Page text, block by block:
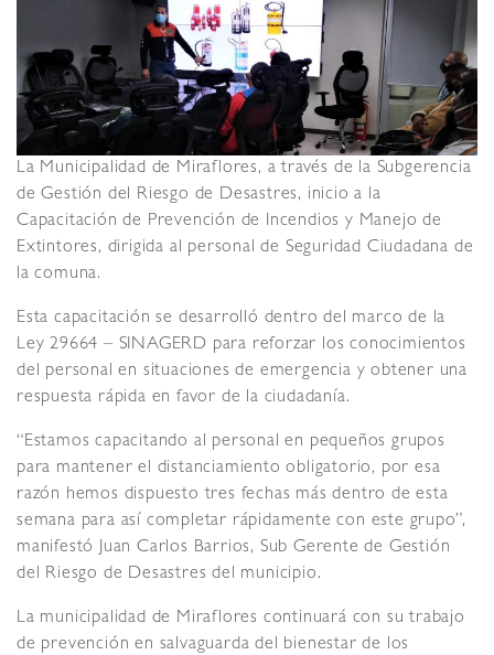
La Municipalidad de Miraflores, a través de la Subgerencia
de Gestión del Riesgo de Desastres, inicio a la
Capacitación de Prevención de Incendios y Manejo de
Extintores, dirigida al personal de Seguridad Ciudadana de
la comuna.
Esta capacitación se desarrolló dentro del marco de la
Ley 29664 – SINAGERD para reforzar los conocimientos
del personal en situaciones de emergencia y obtener una
respuesta rápida en favor de la ciudadanía.
“Estamos capacitando al personal en pequeños grupos
para mantener el distanciamiento obligatorio, por esa
razón hemos dispuesto tres fechas más dentro de esta
semana para así completar rápidamente con este grupo”,
manifestó Juan Carlos Barrios, Sub Gerente de Gestión
del Riesgo de Desastres del municipio.
La municipalidad de Miraflores continuará con su trabajo
de prevención en salvaguarda del bienestar de los